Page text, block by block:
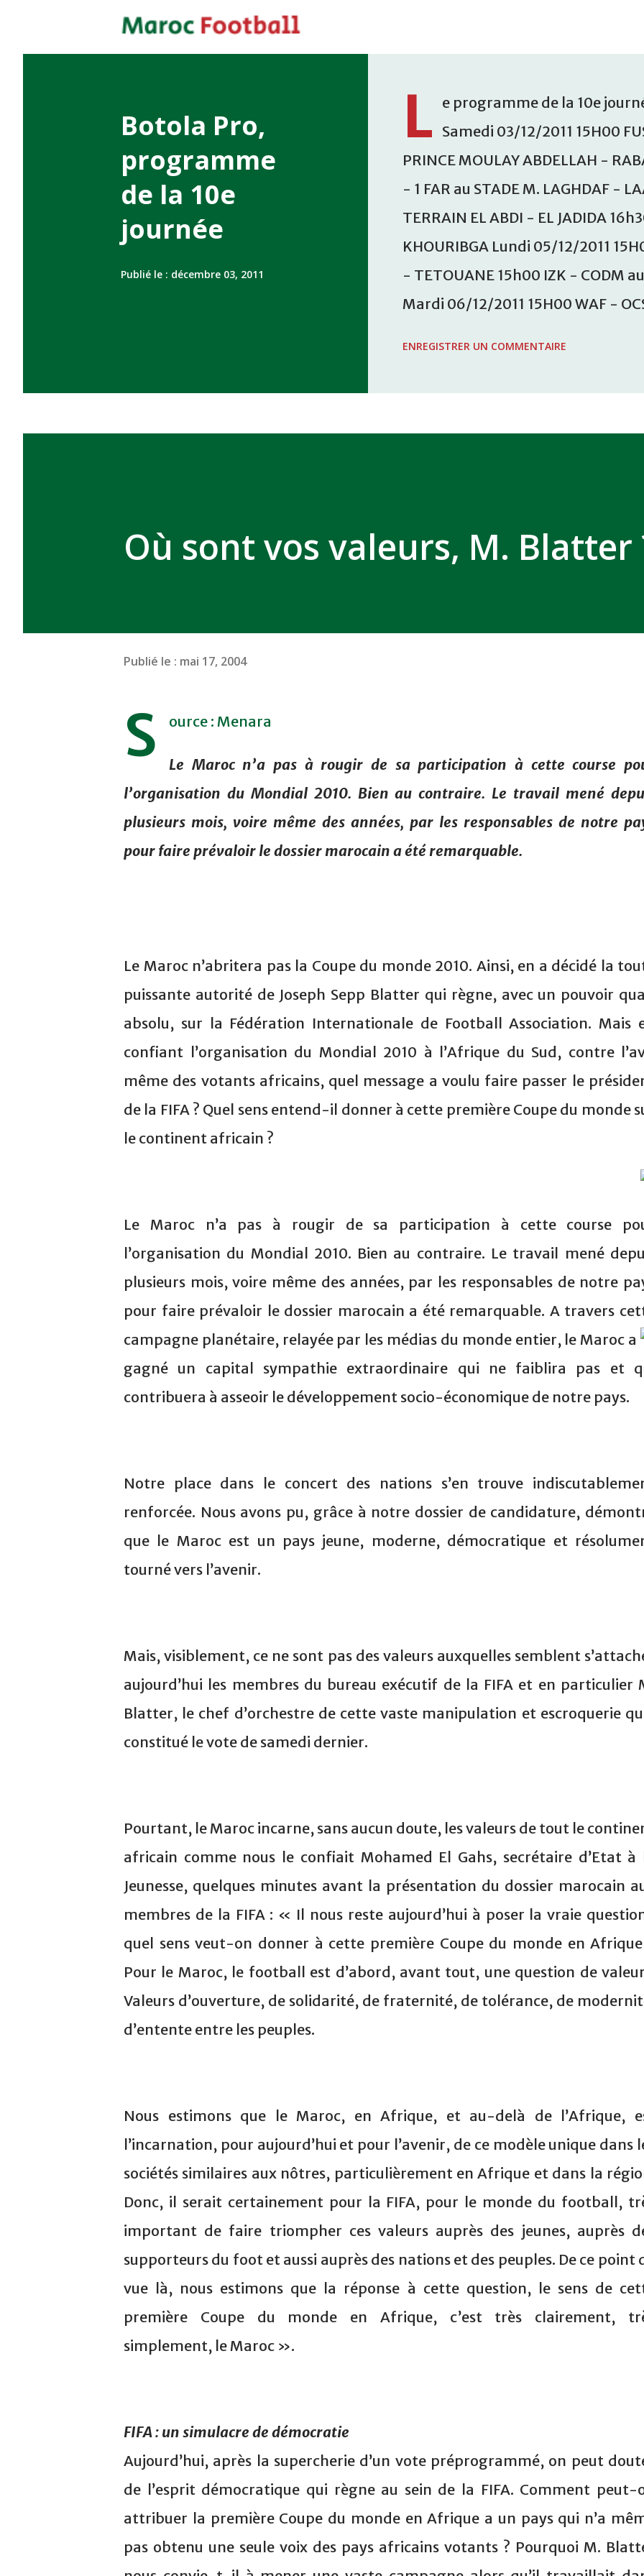
Botola Pro,
programme
de la 10e
journée
Publié le : décembre 03, 2011
L e programme de la 10e
Samedi 03/12/2011 15H00
PRINCE MOULAY ABDELLAH -
- 1 FAR au STADE M. LAGHDAF -
TERRAIN EL ABDI - EL JADIDA
KHOURIBGA Lundi 05/12/2011
- TETOUANE 15h00 IZK - CODM
Mardi 06/12/2011 15H00 WAF -
ENREGISTRER UN COMMENTAIRE
Où sont vos valeurs, M. Blatter
Publié le : mai 17, 2004
S ource : Menara
Le Maroc n’a pas à rougir de sa participation à cette course
l’organisation du Mondial 2010. Bien au contraire. Le travail mené
plusieurs mois, voire même des années, par les responsables de notre
pour faire prévaloir le dossier marocain a été remarquable.
Le Maroc n’abritera pas la Coupe du monde 2010. Ainsi, en a décidé la
puissante autorité de Joseph Sepp Blatter qui règne, avec un pouvoir
absolu, sur la Fédération Internationale de Football Association. Mais
confiant l’organisation du Mondial 2010 à l’Afrique du Sud, contre
même des votants africains, quel message a voulu faire passer le
de la FIFA ? Quel sens entend-il donner à cette première Coupe du monde
le continent africain ?
Le Maroc n’a pas à rougir de sa participation à cette course
l’organisation du Mondial 2010. Bien au contraire. Le travail mené
plusieurs mois, voire même des années, par les responsables de notre
pour faire prévaloir le dossier marocain a été remarquable. A travers
campagne planétaire, relayée par les médias du monde entier, le Maroc a
gagné un capital sympathie extraordinaire qui ne faiblira pas et
contribuera à asseoir le développement socio-économique de notre pays.
Notre place dans le concert des nations s’en trouve
renforcée. Nous avons pu, grâce à notre dossier de candidature,
que le Maroc est un pays jeune, moderne, démocratique et
tourné vers l’avenir.
Mais, visiblement, ce ne sont pas des valeurs auxquelles semblent
aujourd’hui les membres du bureau exécutif de la FIFA et en particulier
Blatter, le chef d’orchestre de cette vaste manipulation et escroquerie
constitué le vote de samedi dernier.
Pourtant, le Maroc incarne, sans aucun doute, les valeurs de tout le
africain comme nous le confiait Mohamed El Gahs, secrétaire d’Etat à
Jeunesse, quelques minutes avant la présentation du dossier marocain
membres de la FIFA : « Il nous reste aujourd’hui à poser la vraie
quel sens veut-on donner à cette première Coupe du monde en
Pour le Maroc, le football est d’abord, avant tout, une question de
Valeurs d’ouverture, de solidarité, de fraternité, de tolérance, de
d’entente entre les peuples.
Nous estimons que le Maroc, en Afrique, et au-delà de l’Afrique,
l’incarnation, pour aujourd’hui et pour l’avenir, de ce modèle unique dans
sociétés similaires aux nôtres, particulièrement en Afrique et dans la
Donc, il serait certainement pour la FIFA, pour le monde du football,
important de faire triompher ces valeurs auprès des jeunes, auprès
supporteurs du foot et aussi auprès des nations et des peuples. De ce point
vue là, nous estimons que la réponse à cette question, le sens de
première Coupe du monde en Afrique, c’est très clairement,
simplement, le Maroc ».
FIFA : un simulacre de démocratie
Aujourd’hui, après la supercherie d’un vote préprogrammé, on peut
de l’esprit démocratique qui règne au sein de la FIFA. Comment peut-
attribuer la première Coupe du monde en Afrique a un pays qui n’a
pas obtenu une seule voix des pays africains votants ? Pourquoi M.